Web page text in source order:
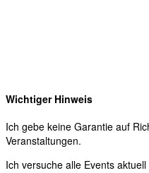
Wichtiger Hinweis
Ich gebe keine Garantie auf
Veranstaltungen.
Ich versuche alle Events